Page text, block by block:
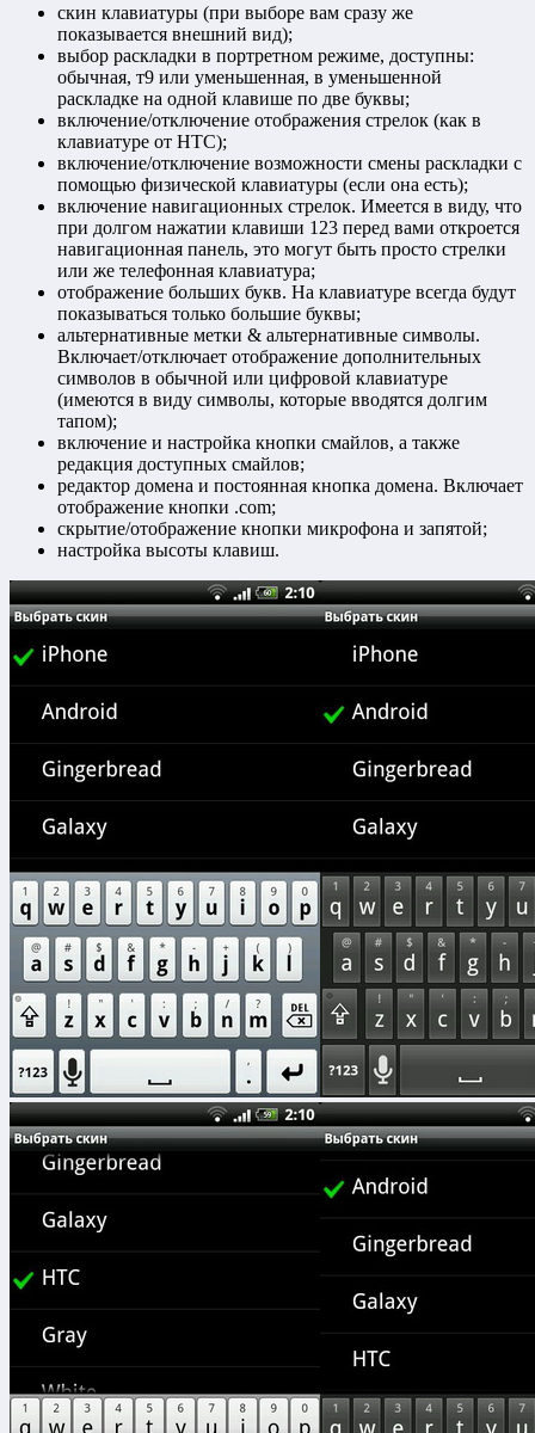
скин клавиатуры (при выборе вам сразу же
показывается внешний вид);
выбор раскладки в портретном режиме, доступны:
обычная, т9 или уменьшенная, в уменьшенной
раскладке на одной клавише по две буквы;
включение/отключение отображения стрелок (как в
клавиатуре от НТС);
включение/отключение возможности смены раскладки с
помощью физической клавиатуры (если она есть);
включение навигационных стрелок. Имеется в виду, что
при долгом нажатии клавиши 123 перед вами откроется
навигационная панель, это могут быть просто стрелки
или же телефонная клавиатура;
отображение больших букв. На клавиатуре всегда будут
показываться только большие буквы;
альтернативные метки & альтернативные символы.
Включает/отключает отображение дополнительных
символов в обычной или цифровой клавиатуре
(имеются в виду символы, которые вводятся долгим
тапом);
включение и настройка кнопки смайлов, а также
редакция доступных смайлов;
редактор домена и постоянная кнопка домена. Включает
отображение кнопки .com;
скрытие/отображение кнопки микрофона и запятой;
настройка высоты клавиш.